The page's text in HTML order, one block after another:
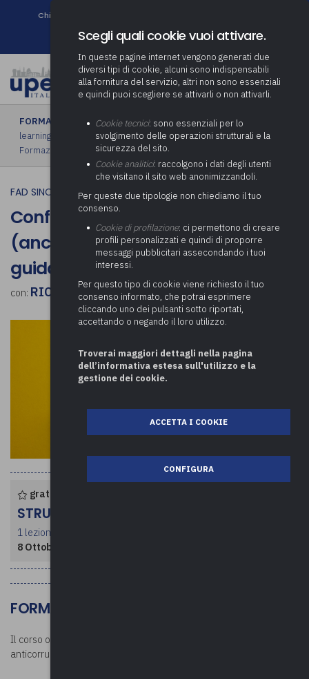
Chi siamo
Newsletter
FORMAZIONE ›FAD sincrona (in diretta)|FAD asincrona (e-
learning)
Formazione obbligatoria|Formazione in aula|
Formazione in house|Piano formativo gratuito associati
FAD SINCRONA (IN DIRETTA)
Conflitto di interessi e pantouflage
(anche alla luce della bozza di linee
guida Anac in consultazione)
con: RICCARDO PATUMI
gratuito per enti associati
STRUTTURA CORSO
1 lezione per un totale di 4 ore
8 Ottobre 2024
FORMAZIONE OBBLIGATORIA
Il corso ottempera agli obblighi formativi in materia di
anticorruzione.
Scegli quali cookie vuoi attivare.
In queste pagine internet vengono generati due
diversi tipi di cookie, alcuni sono indispensabili
alla fornitura del servizio, altri non sono essenziali
e quindi puoi scegliere se attivarli o non attivarli.
Cookie tecnici: sono essenziali per lo
svolgimento delle operazioni strutturali e la
sicurezza del sito.
Cookie analitici: raccolgono i dati degli utenti
che visitano il sito web anonimizzandoli.
Per queste due tipologie non chiediamo il tuo
consenso.
Cookie di profilazione: ci permettono di creare
profili personalizzati e quindi di proporre
messaggi pubblicitari assecondando i tuoi
interessi.
Per questo tipo di cookie viene richiesto il tuo
consenso informato, che potrai esprimere
cliccando uno dei pulsanti sotto riportati,
accettando o negando il loro utilizzo.
Troverai maggiori dettagli nella pagina
dell’informativa estesa sull'utilizzo e la
gestione dei cookie.
ACCETTA I COOKIE
CONFIGURA